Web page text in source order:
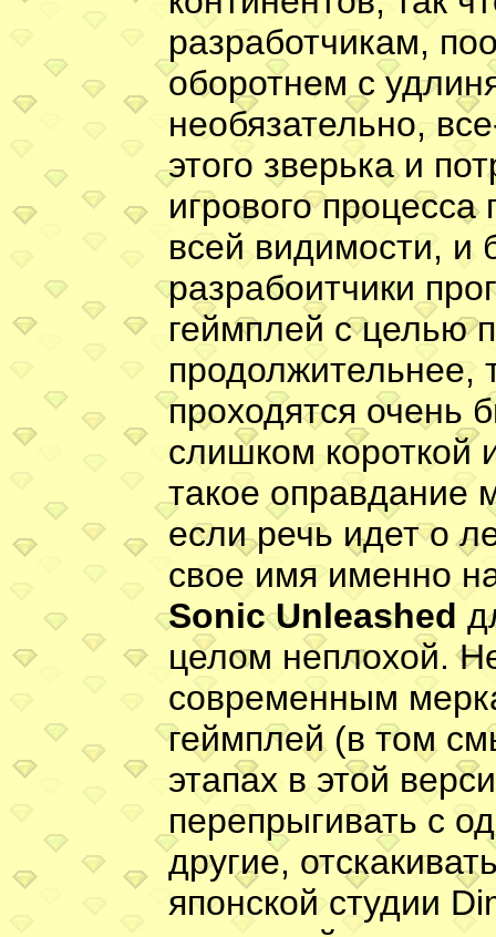
разработчикам,
оборотнем с
необязательно,
этого зверька и
игрового
всей видимости, и
разрабоитчики
геймплей с целью
продолжительнее,
проходятся очень
слишком короткой
такое оправдание
если речь идет о
свое имя именно
Sonic Unleashed
целом неплохой.
современным
геймплей (в том
этапах в этой
перепрыгивать с
другие,
японской студии